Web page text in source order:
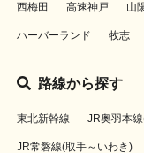
西梅田 高速神戸 山
ハーバーランド 牧志
路線から探す
東北新幹線 JR奥羽本
JR常磐線(取手～いわき)